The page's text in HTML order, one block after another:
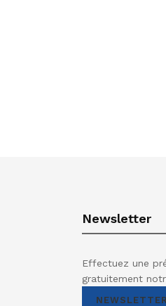
Newsletter
Effectuez une
gratuitement
NEWSLETTER